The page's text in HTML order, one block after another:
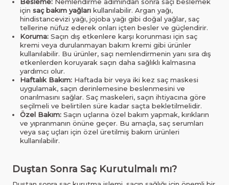
için saç bakım yağları kullanılabilir. Argan yağı,
hindistancevizi yağı, jojoba yağı gibi doğal yağlar, saç
tellerine nüfuz ederek onları içten besler ve güçlendirir.
Koruma: Saçın dış etkenlere karşı korunması için saç
kremi veya durulanmayan bakım kremi gibi ürünler
kullanılabilir. Bu ürünler, saçı nemlendirmenin yanı sıra dış
etkenlerden koruyarak saçın daha sağlıklı kalmasına
yardımcı olur.
Haftalık Bakım: Haftada bir veya iki kez saç maskesi
uygulamak, saçın derinlemesine beslenmesini ve
onarılmasını sağlar. Saç maskeleri, saçın ihtiyacına göre
seçilmeli ve belirtilen süre kadar saçta bekletilmelidir.
Özel Bakım: Saçın uçlarına özel bakım yapmak, kırıkların
ve yıpranmanın önüne geçer. Bu amaçla, saç serumları
veya saç uçları için özel üretilmiş bakım ürünleri
kullanılabilir.
Duştan Sonra Saç Kurutulmalı mı?